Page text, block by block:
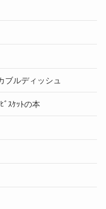
ブルディッシュ
ﾞｽｹｯﾄの本